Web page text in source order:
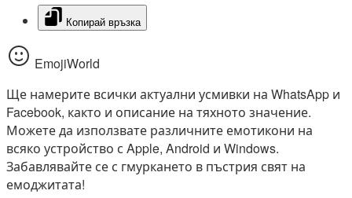
Копирай връзка
EmojiWorld
Ще намерите всички актуални усмивки на WhatsApp и
Facebook, както и описание на тяхното значение.
Можете да използвате различните емотикони на
всяко устройство с Apple, Android и Windows.
Забавлявайте се с гмуркането в пъстрия свят на
емоджитата!